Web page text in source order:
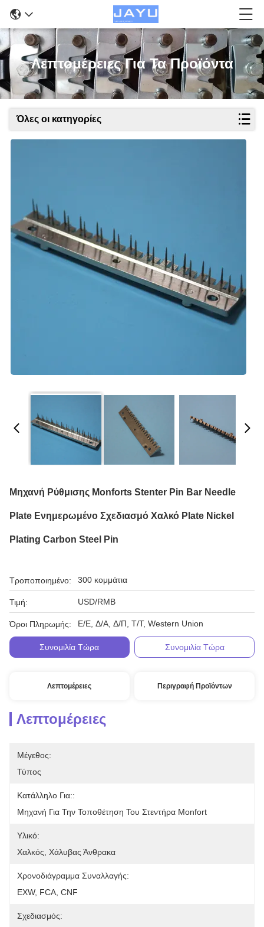
Λεπτομέρειες Για Τα Προϊόντα
Όλες οι κατηγορίες
Μηχανή Ρύθμισης Monforts Stenter Pin Bar Needle
Plate Ενημερωμένο Σχεδιασμό Χαλκό Plate Nickel
Plating Carbon Steel Pin
Τροποποιημένο: 300 κομμάτια
Τιμή: USD/RMB
Όροι Πληρωμής: Ε/Ε, Δ/Α, Δ/Π, Τ/Τ, Western Union
Συνομιλία Τώρα Συνομιλία Τώρα
Λεπτομέρειες Περιγραφή Προϊόντων
Λεπτομέρειες
Μέγεθος:
Τύπος
Κατάλληλο Για::
Μηχανή Για Την Τοποθέτηση Του Στεντήρα Monfort
Υλικό:
Χαλκός, Χάλυβας Άνθρακα
Χρονοδιάγραμμα Συναλλαγής:
EXW, FCA, CNF
Σχεδιασμός: